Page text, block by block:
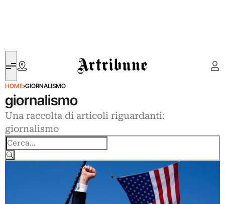
Artribune
HOME›GIORNALISMO
giornalismo
Una raccolta di articoli riguardanti:
giornalismo